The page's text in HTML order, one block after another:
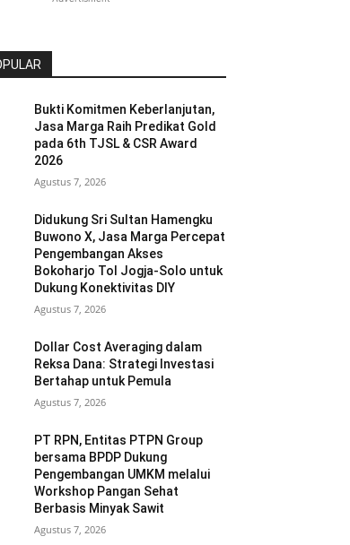
Bukti Komitmen Keberlanjutan,
Jasa Marga Raih Predikat Gold
pada 6th TJSL & CSR Award
2026
Agustus 7, 2026
Didukung Sri Sultan Hamengku
Buwono X, Jasa Marga Percepat
Pengembangan Akses
Bokoharjo Tol Jogja-Solo untuk
Dukung Konektivitas DIY
Agustus 7, 2026
Dollar Cost Averaging dalam
Reksa Dana: Strategi Investasi
Bertahap untuk Pemula
Agustus 7, 2026
PT RPN, Entitas PTPN Group
bersama BPDP Dukung
Pengembangan UMKM melalui
Workshop Pangan Sehat
Berbasis Minyak Sawit
Agustus 7, 2026